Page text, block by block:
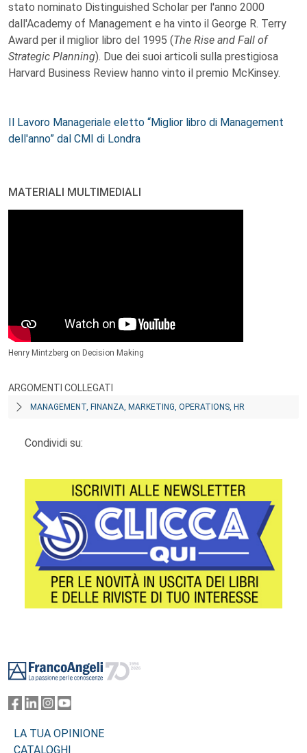
stato nominato Distinguished Scholar per l'anno 2000
dall'Academy of Management e ha vinto il George R. Terry
Award per il miglior libro del 1995 (The Rise and Fall of
Strategic Planning). Due dei suoi articoli sulla prestigiosa
Harvard Business Review hanno vinto il premio McKinsey.
Il Lavoro Manageriale eletto “Miglior libro di Management
dell'anno” dal CMI di Londra
MATERIALI MULTIMEDIALI
Henry Mintzberg on Decision Making
ARGOMENTI COLLEGATI
MANAGEMENT, FINANZA, MARKETING, OPERATIONS, HR
Condividi su:
LA TUA OPINIONE
CATALOGHI